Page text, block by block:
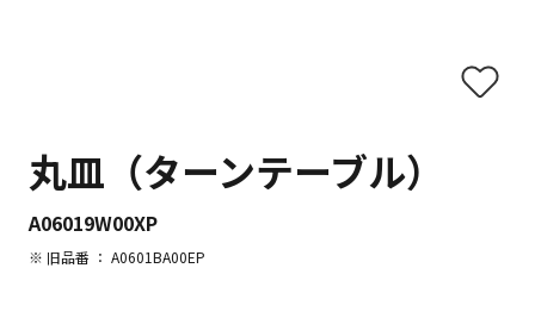
丸皿（ターンテーブル）
A06019W00XP
※ 旧品番 ： A0601BA00EP